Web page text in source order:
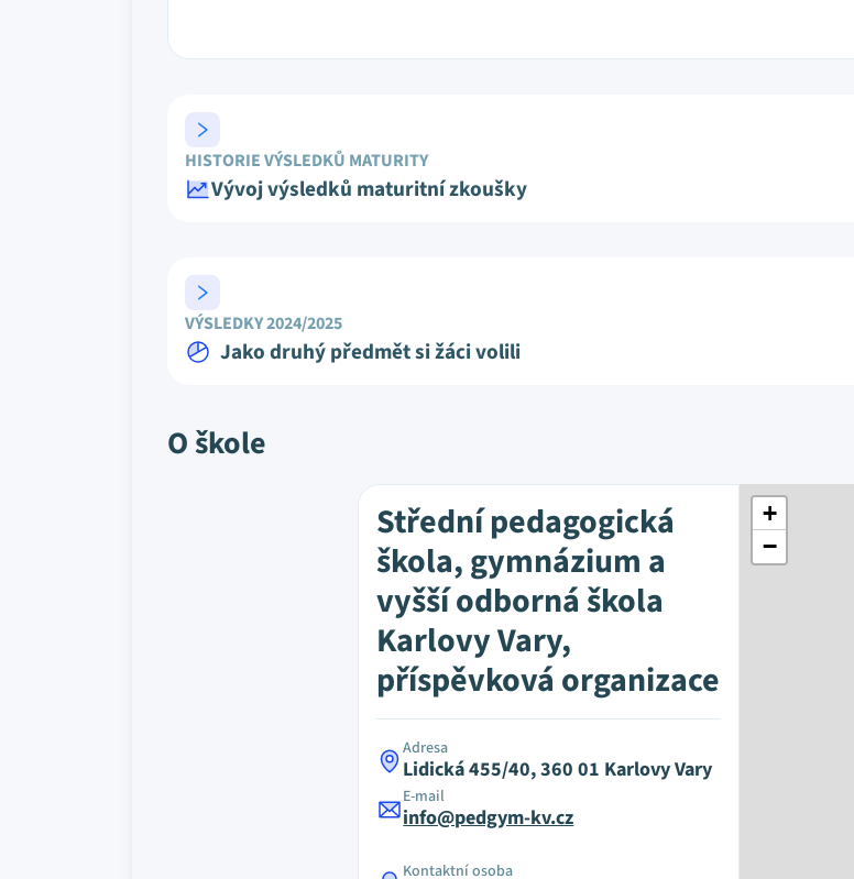
HISTORIE VÝSLEDKŮ MATURITY
Vývoj výsledků maturitní zkoušky
VÝSLEDKY 2024/2025
Jako druhý předmět si žáci volili
O škole
Střední pedagogická
škola, gymnázium a
vyšší odborná škola
Karlovy Vary,
příspěvková organizace
Adresa
Lidická 455/40, 360 01 Karlovy Vary
E-mail
info@pedgym-kv.cz
Kontaktní osoba
+
−